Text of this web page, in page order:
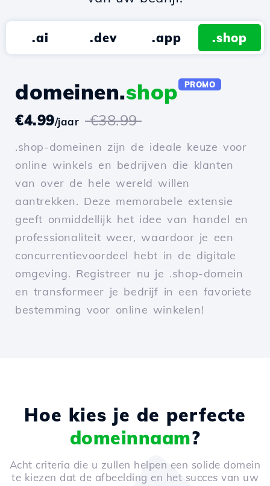
.ai .dev .app .shop
domeinen.shop PROMO
€4.99/jaar €38.99
.shop-domeinen zijn de ideale keuze voor
online winkels en bedrijven die klanten
van over de hele wereld willen
aantrekken. Deze memorabele extensie
geeft onmiddellijk het idee van handel en
professionaliteit weer, waardoor je een
concurrentievoordeel hebt in de digitale
omgeving. Registreer nu je .shop-domein
en transformeer je bedrijf in een favoriete
bestemming voor online winkelen!
Hoe kies je de perfecte
domeinnaam?
Acht criteria die u zullen helpen een solide domein
te kiezen dat de afbeelding en het succes van uw